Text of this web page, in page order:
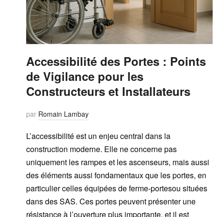
Accessibilité des Portes : Points
de Vigilance pour les
Constructeurs et Installateurs
par Romain Lambay
L’accessibilité est un enjeu central dans la
construction moderne. Elle ne concerne pas
uniquement les rampes et les ascenseurs, mais aussi
des éléments aussi fondamentaux que les portes, en
particulier celles équipées de ferme-portesou situées
dans des SAS. Ces portes peuvent présenter une
résistance à l’ouverture plus importante, et il est